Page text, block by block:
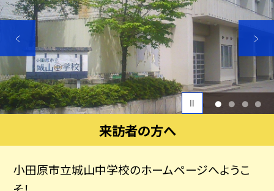
1 2 3 4
来訪者の方へ
小田原市立城山中学校のホームページへようこ